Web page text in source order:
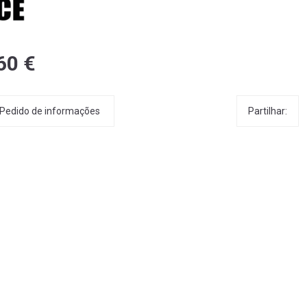
€
de informações Partilhar: